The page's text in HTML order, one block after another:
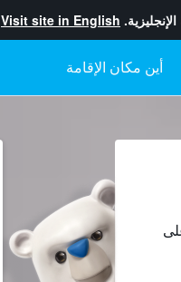
Visit site in English
أين مكان الإقامة